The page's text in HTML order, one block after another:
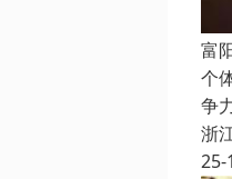
富
个
争
浙
25-